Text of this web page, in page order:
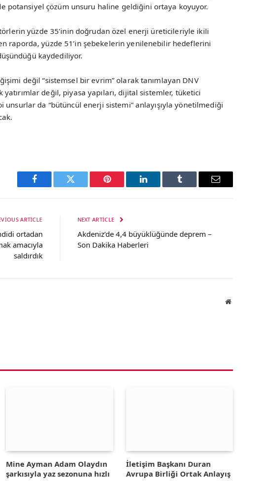
potansiyel çözüm unsuru haline geldiğini ortaya koyuyor.
yüzde 35’inin doğrudan özel enerji üreticileriyle ikili
raporda, yüzde 51’in şebekelerin yenilenebilir hedeflerini
kaydediliyor.
değil “sistemsel bir evrim” olarak tanımlayan DNV
değil, piyasa yapıları, dijital sistemler, tüketici
unsurlar da “bütüncül enerji sistemi” anlayışıyla yönetilmediği
Facebook Twitter Pinterest LinkedIn Tumblr Email
ARTICLE
ortadan
amacıyla
saldırdık
NEXT ARTICLE
Akdeniz’de 4,4 büyüklüğünde deprem –
Son Dakika Haberleri
Website
Mine Ayman Adam Olaydın
şarkısıyla yaz sezonuna hızlı
İletişim Başkanı Duran
Avrupa Birliği Ortak Anlayış